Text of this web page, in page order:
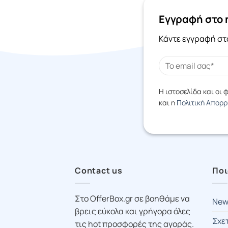
Εγγραφή
Κάντε εγγραφή
Η ιστοσελίδα και οι
και η Πολιτική
Contact us
Στο OfferBox.gr σε βοηθάμε να
βρεις εύκολα και γρήγορα όλες
τις hot προσφορές της αγοράς.